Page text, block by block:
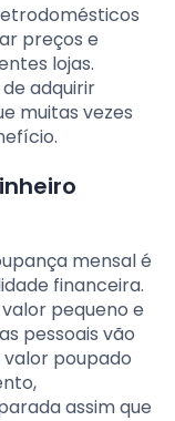
preços e
lojas.
adquirir
muitas vezes
mensal é
financeira.
pequeno e
pessoais vão
poupado
assim que